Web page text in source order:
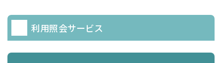
利用照会サービス